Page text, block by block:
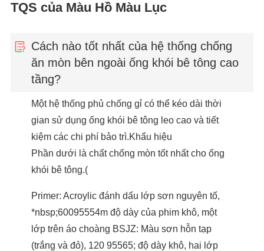
TQS của Màu Hồ Màu Lục
Cách nào tốt nhất của hệ thống chống
ăn mòn bên ngoài ống khói bê tông cao
tầng?
Một hệ thống phủ chống gỉ có thể kéo dài thời
gian sử dụng ống khói bê tông leo cao và tiết
kiệm các chi phí bảo trì.Khẩu hiệu
Phần dưới là chất chống mòn tốt nhất cho ống
khói bê tông.(
Primer: Acroylic đánh dấu lớp sơn nguyên tố,
*nbsp;60095554m độ dày của phim khô, một
lớp trên áo choàng BSJZ: Màu sơn hỗn tạp
(trắng và đỏ), 120 95565; độ dày khô, hai lớp